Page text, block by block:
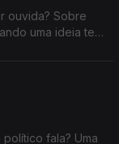
ouvida? Sobre
uma ideia tem
fala? Uma